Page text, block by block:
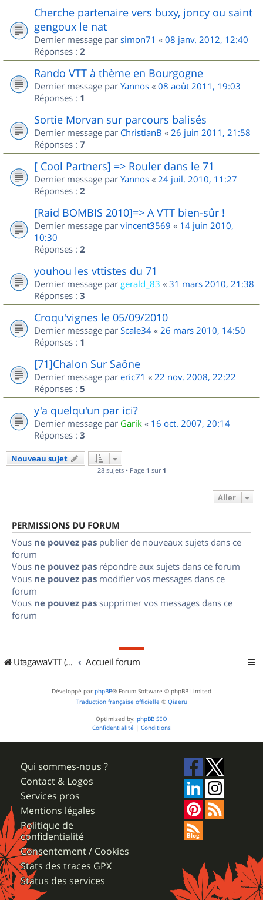
Cherche partenaire vers buxy, joncy ou saint
gengoux le nat
Dernier message par simon71 « 08 janv. 2012, 12:40
Réponses : 2
Rando VTT à thème en Bourgogne
Dernier message par Yannos « 08 août 2011, 19:03
Réponses : 1
Sortie Morvan sur parcours balisés
Dernier message par ChristianB « 26 juin 2011, 21:58
Réponses : 7
[ Cool Partners] => Rouler dans le 71
Dernier message par Yannos « 24 juil. 2010, 11:27
Réponses : 2
[Raid BOMBIS 2010]=> A VTT bien-sûr !
Dernier message par vincent3569 « 14 juin 2010,
10:30
Réponses : 2
youhou les vttistes du 71
Dernier message par gerald_83 « 31 mars 2010, 21:38
Réponses : 3
Croqu'vignes le 05/09/2010
Dernier message par Scale34 « 26 mars 2010, 14:50
Réponses : 1
[71]Chalon Sur Saône
Dernier message par eric71 « 22 nov. 2008, 22:22
Réponses : 5
y'a quelqu'un par ici?
Dernier message par Garik « 16 oct. 2007, 20:14
Réponses : 3
Nouveau sujet
28 sujets • Page 1 sur 1
Aller
PERMISSIONS DU FORUM
Vous ne pouvez pas publier de nouveaux sujets dans ce
forum
Vous ne pouvez pas répondre aux sujets dans ce forum
Vous ne pouvez pas modifier vos messages dans ce
forum
Vous ne pouvez pas supprimer vos messages dans ce
forum
UtagawaVTT (Randos VTT et VTTAE avec traces GPS) Accueil forum
Développé par phpBB® Forum Software © phpBB Limited
Traduction française officielle © Qiaeru
Optimized by: phpBB SEO
Confidentialité | Conditions
Qui sommes-nous ?
Contact & Logos
Services pros
Mentions légales
Politique de
confidentialité
Consentement / Cookies
Stats des traces GPX
Status des services